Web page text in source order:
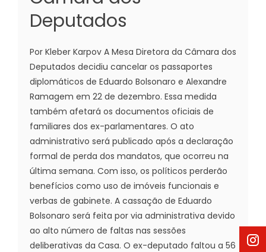
Deputados
Por Kleber Karpov A Mesa Diretora da Câmara dos
Deputados decidiu cancelar os passaportes
diplomáticos de Eduardo Bolsonaro e Alexandre
Ramagem em 22 de dezembro. Essa medida
também afetará os documentos oficiais de
familiares dos ex-parlamentares. O ato
administrativo será publicado após a declaração
formal de perda dos mandatos, que ocorreu na
última semana. Com isso, os políticos perderão
benefícios como uso de imóveis funcionais e
verbas de gabinete. A cassação de Eduardo
Bolsonaro será feita por via administrativa devido
ao alto número de faltas nas sessões
deliberativas da Casa. O ex-deputado faltou a 56